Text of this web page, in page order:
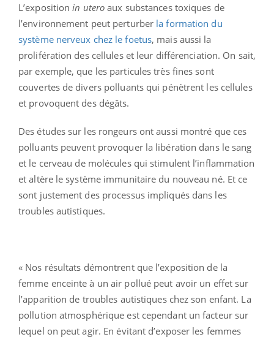
L’expositionin utero aux substances toxiques de
l’environnement peut perturber la formation du
système nerveux chez le foetus, mais aussi la
prolifération des cellules et leur différenciation. On sait,
par exemple, que les particules très fines sont
couvertes de divers polluants qui pénètrent les cellules
et provoquent des dégâts.
Des études sur les rongeurs ont aussi montré que ces
polluants peuvent provoquer la libération dans le sang
et le cerveau de molécules qui stimulent l’inflammation
et altère le système immunitaire du nouveau né. Et ce
sont justement des processus impliqués dans les
troubles autistiques.
« Nos résultats démontrent que l’exposition de la
femme enceinte à un air pollué peut avoir un effet sur
l’apparition de troubles autistiques chez son enfant. La
pollution atmosphérique est cependant un facteur sur
lequel on peut agir. En évitant d’exposer les femmes